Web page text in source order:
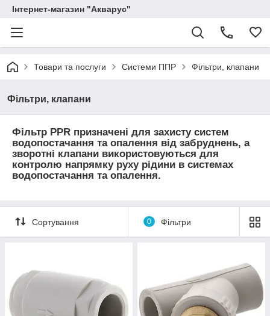
Інтернет-магазин "Акварус"
Товари та послуги Системи ППР Фільтри, клапани
Фільтри, клапани
Фільтр PPR призначені для захисту систем
водопостачання та опалення від забруднень, а
зворотні клапани використовуються для
контролю напрямку руху рідини в системах
водопостачання та опалення.
Сортування 0 Фільтри